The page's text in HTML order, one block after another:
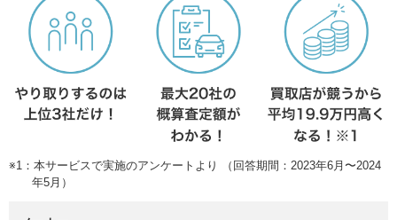
※1：本サービスで実施のアンケートより （回答期間：2023年6月〜2024
年5月）